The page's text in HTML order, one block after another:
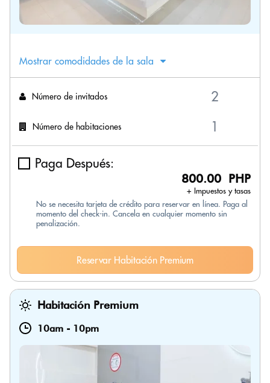
Mostrar comodidades de la sala
Número de invitados
Número de habitaciones
Paga Después:
800.00 PHP
+ Impuestos y tasas
No se necesita tarjeta de crédito para reservar en línea. Paga al
momento del check-in. Cancela en cualquier momento sin
penalización.
Reservar Habitación Premium
Habitación Premium
10am - 10pm